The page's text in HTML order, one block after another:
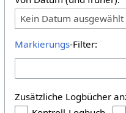
Kein Datum ausgewählt
Markierungs-Filter:
Zusätzliche Logbücher